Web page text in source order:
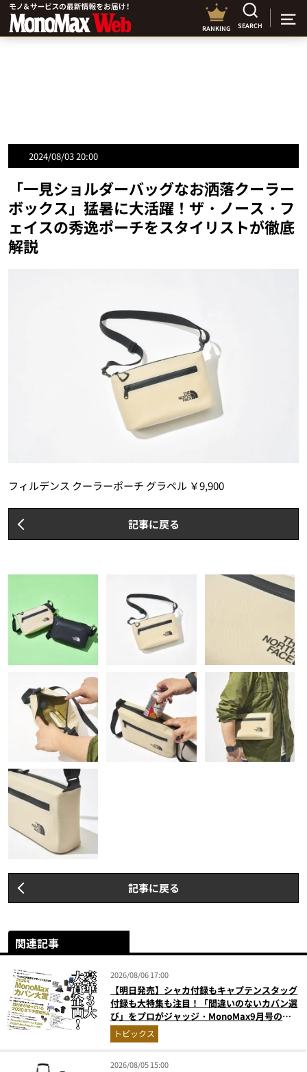
RANKING SEARCH
2024/08/03 20:00
「一見ショルダーバッグなお洒落クーラー
ボックス」猛暑に大活躍！ザ・ノース・フ
ェイスの秀逸ポーチをスタイリストが徹底
解説
フィルデンス クーラーポーチ グラペル ￥9,900
記事に戻る
記事に戻る
関連記事
2026/08/06 17:00
【明日発売】シャカ付録もキャプテンスタッグ
付録も大特集も注目！「間違いのないカバン選
び」をプロがジャッジ・MonoMax9月号の目
次を公開
トピックス
2026/08/05 15:00